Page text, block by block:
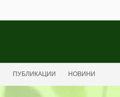
ПУБЛИКАЦИИ НОВИНИ